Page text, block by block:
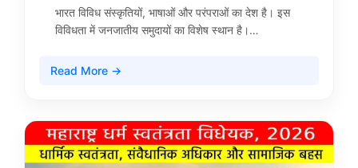
भारत विविध संस्कृतियों, भाषाओं और परंपराओं का देश है। इस
विविधता में जनजातीय समुदायों का विशेष स्थान है।…
Read More →